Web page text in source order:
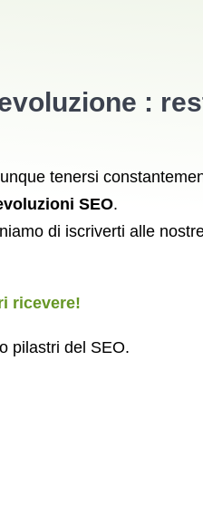
:
tenersi
SEO.
di iscriverti alle
ricevere!
pilastri del SEO.